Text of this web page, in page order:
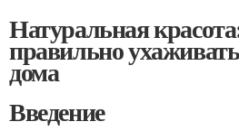
Натуральная
правильно
дома
Введение